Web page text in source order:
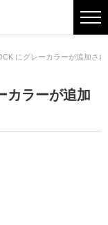
にグレーカラーが追加さ
カラーが追加